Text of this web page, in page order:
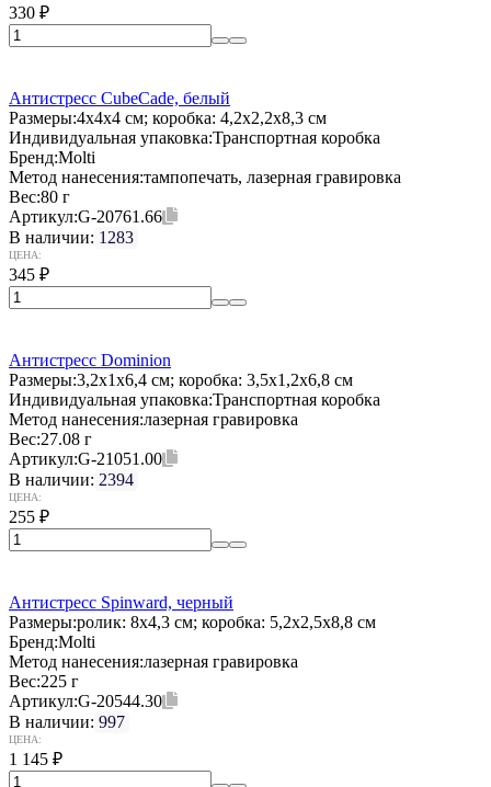
330 ₽
Антистресс CubeCade, белый
Размеры:4х4х4 см; коробка: 4,2x2,2x8,3 см
Индивидуальная упаковка:Транспортная коробка
Бренд:Molti
Метод нанесения:тампопечать, лазерная гравировка
Вес:80 г
Артикул:G-20761.66
В наличии: 1283
ЦЕНА:
345 ₽
Антистресс Dominion
Размеры:3,2х1х6,4 см; коробка: 3,5x1,2x6,8 см
Индивидуальная упаковка:Транспортная коробка
Метод нанесения:лазерная гравировка
Вес:27.08 г
Артикул:G-21051.00
В наличии: 2394
ЦЕНА:
255 ₽
Антистресс Spinward, черный
Размеры:ролик: 8x4,3 см; коробка: 5,2x2,5x8,8 см
Бренд:Molti
Метод нанесения:лазерная гравировка
Вес:225 г
Артикул:G-20544.30
В наличии: 997
ЦЕНА:
1 145 ₽